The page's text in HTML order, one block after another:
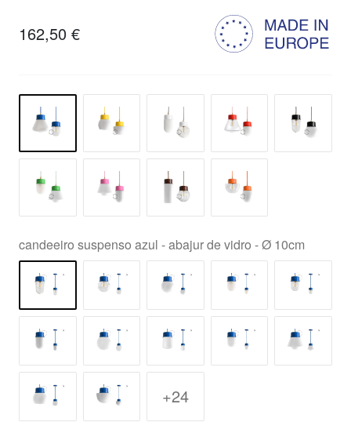
162,50 €
candeeiro suspenso azul - abajur de vidro - Ø 10cm
+24